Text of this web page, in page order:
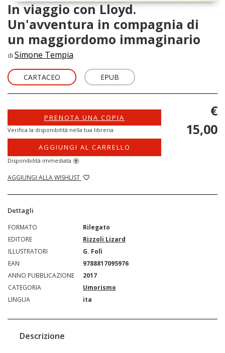
In viaggio con Lloyd.
Un'avventura in compagnia di
un maggiordomo immaginario
di Simone Tempia
CARTACEO EPUB
PRENOTA UNA COPIA
Verifica la disponibilità nella tua libreria
AGGIUNGI AL CARRELLO
Disponibilità immediata ?
AGGIUNGI ALLA WISHLIST
€
15,00
Dettagli
FORMATO
Rilegato
EDITORE
Rizzoli Lizard
ILLUSTRATORI
G. Folì
EAN
9788817095976
ANNO PUBBLICAZIONE
2017
CATEGORIA
Umorismo
LINGUA
ita
Descrizione